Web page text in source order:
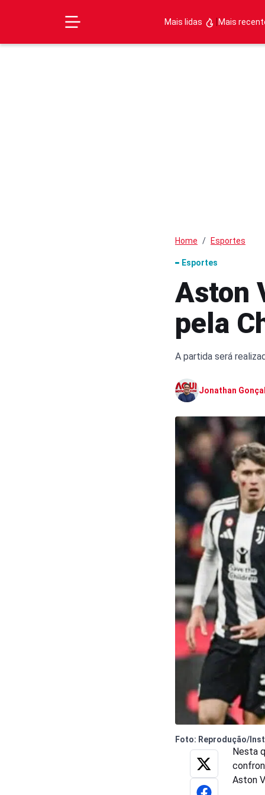
Mais lidas |Mais
Home Esportes
Esportes
Aston
pela
A partida será
Jonathan
Foto: Reprodução/
Nesta
Aston